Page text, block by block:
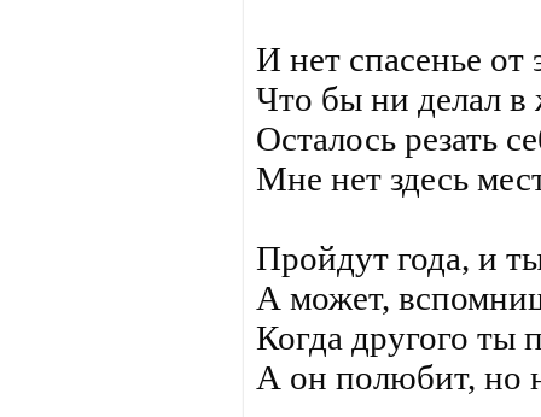
И нет спасенье от
Что бы ни делал в
Осталось резать
Мне нет здесь
Пройдут года, и
А может,
Когда другого ты
А он полюбит, но